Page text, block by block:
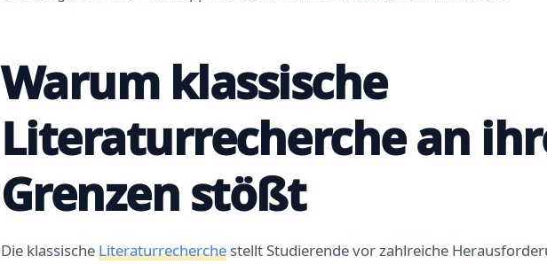
Warum klassische
Literaturrecherche an
Grenzen stößt
Die klassischeLiteraturrecherche stellt Studierende vor zahlreiche